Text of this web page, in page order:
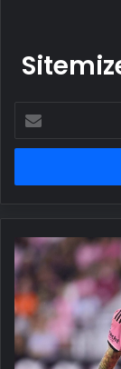
posta
adresinizi
Lionel
Messi
şirketini
borsaya
açtı:
223
milyon